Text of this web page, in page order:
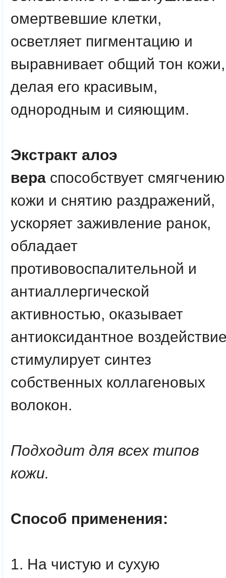
омертвевшие клетки,
осветляет пигментацию и
выравнивает общий тон кожи,
делая его красивым,
однородным и сияющим.
Экстракт алоэ
вера способствует смягчению
кожи и снятию раздражений,
ускоряет заживление ранок,
обладает
противовоспалительной и
антиаллергической
активностью, оказывает
антиоксидантное
стимулирует синтез
собственных коллагеновых
волокон.
Подходит для всех типов
кожи.
Способ применения:
1. На чистую и сухую